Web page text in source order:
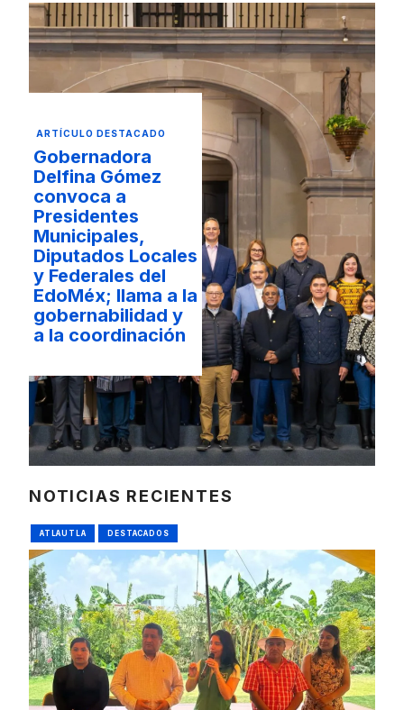
ARTÍCULO DESTACADO
Gobernadora
Delfina Gómez
convoca a
Presidentes
Municipales,
Diputados Locales
y Federales del
EdoMéx; llama a la
gobernabilidad y
a la coordinación
NOTICIAS RECIENTES
ATLAUTLA DESTACADOS